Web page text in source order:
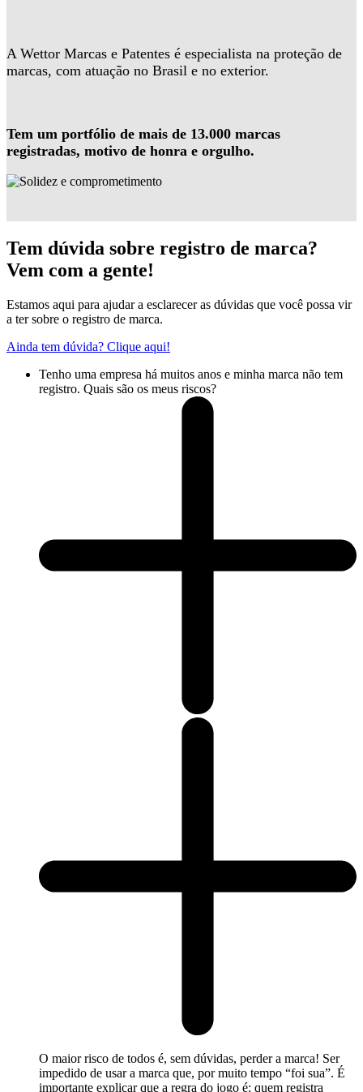
A Wettor Marcas e Patentes é especialista na proteção de
marcas, com atuação no Brasil e no exterior.
Tem um portfólio de mais de 13.000 marcas
registradas, motivo de honra e orgulho.
Tem dúvida sobre registro de marca?
Vem com a gente!
Estamos aqui para ajudar a esclarecer as dúvidas que você possa vir
a ter sobre o registro de marca.
Ainda tem dúvida? Clique aqui!
Tenho uma empresa há muitos anos e minha marca não tem
registro. Quais são os meus riscos?
O maior risco de todos é, sem dúvidas, perder a marca! Ser
impedido de usar a marca que, por muito tempo “foi sua”. É
importante explicar que a regra do jogo é: quem registra